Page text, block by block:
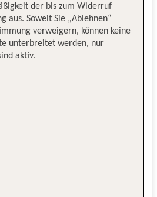
der bis zum Widerruf
aus. Soweit Sie „Ablehnen“
verweigern, können keine
unterbreitet werden, nur
aktiv.